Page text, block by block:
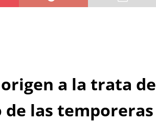
a la trata de
de las temporeras